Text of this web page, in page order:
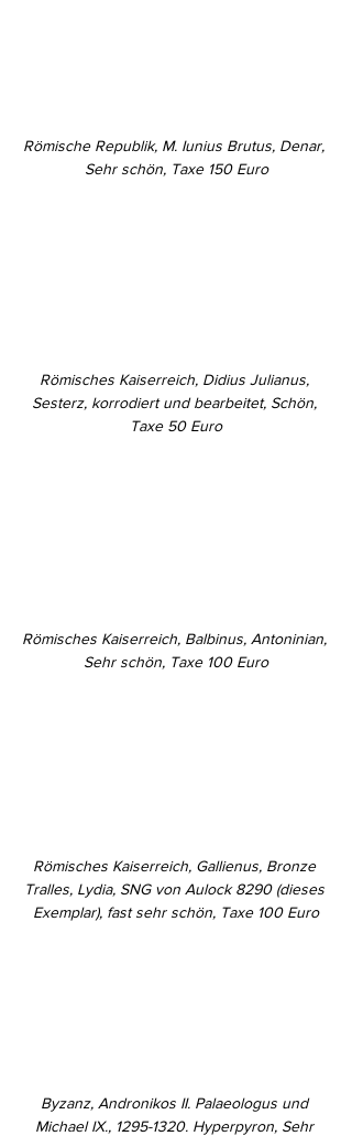
Römische Republik, M. Iunius Brutus, Denar,
Sehr schön, Taxe 150 Euro
Römisches Kaiserreich, Didius Julianus,
Sesterz, korrodiert und bearbeitet, Schön,
Taxe 50 Euro
Römisches Kaiserreich, Balbinus, Antoninian,
Sehr schön, Taxe 100 Euro
Römisches Kaiserreich, Gallienus, Bronze
Tralles, Lydia, SNG von Aulock 8290 (dieses
Exemplar), fast sehr schön, Taxe 100 Euro
Byzanz, Andronikos II. Palaeologus und
Michael IX., 1295-1320. Hyperpyron, Sehr